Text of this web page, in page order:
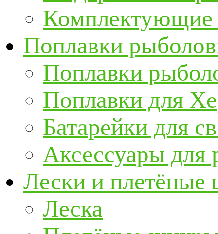
Поплавки
Поплавки
Поплавки для
Батарейки для
Аксессуары для
Лески и
Леска